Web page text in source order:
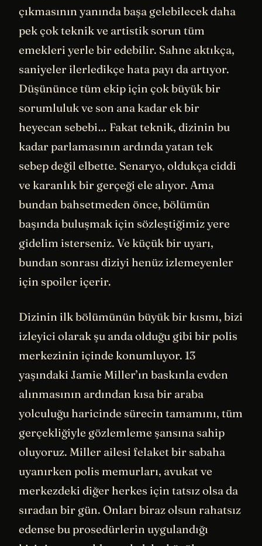
çıkmasının yanında başa gelebilecek daha
pek çok teknik ve artistik sorun tüm
emekleri yerle bir edebilir. Sahne aktıkça,
saniyeler ilerledikçe hata payı da artıyor.
Düşününce tüm ekip için çok büyük bir
sorumluluk ve son ana kadar ek bir
heyecan sebebi… Fakat teknik, dizinin bu
kadar parlamasının ardında yatan tek
sebep değil elbette. Senaryo, oldukça ciddi
ve karanlık bir gerçeği ele alıyor. Ama
bundan bahsetmeden önce, bölümün
başında buluşmak için sözleştiğimiz yere
gidelim isterseniz. Ve küçük bir uyarı,
bundan sonrası diziyi henüz izlemeyenler
için spoiler içerir.
Dizinin ilk bölümünün büyük bir kısmı, bizi
izleyici olarak şu anda olduğu gibi bir polis
merkezinin içinde konumluyor. 13
yaşındaki Jamie Miller’ın baskınla evden
alınmasının ardından kısa bir araba
yolculuğu haricinde sürecin tamamını, tüm
gerçekliğiyle gözlemleme şansına sahip
oluyoruz. Miller ailesi felaket bir sabaha
uyanırken polis memurları, avukat ve
merkezdeki diğer herkes için tatsız olsa da
sıradan bir gün. Onları biraz olsun rahatsız
edense bu prosedürlerin uygulandığı